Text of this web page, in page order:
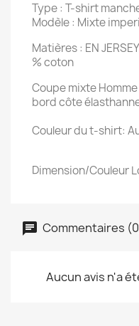
Type : T-shirt
Modèle : Mixte
Matières : EN
% coton
Coupe mixte
bord côte
Couleur du t-shirt:
Dimension/Couleur
Commentaires
Aucun avis n'a